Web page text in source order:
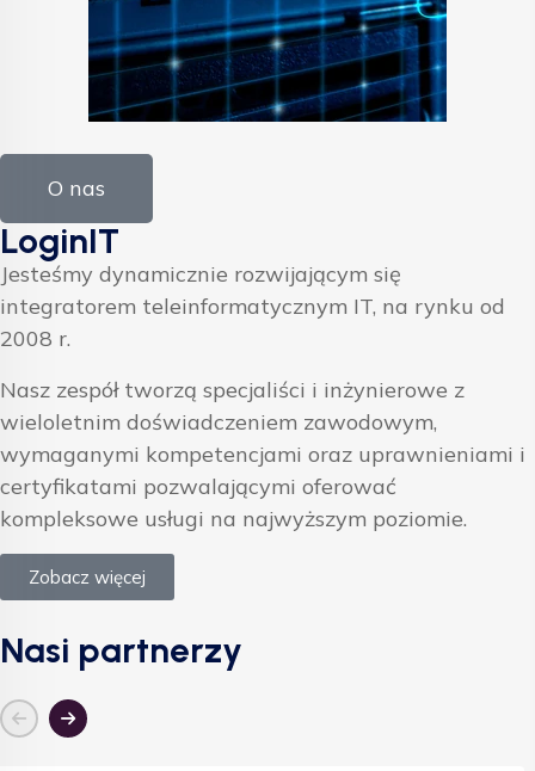
O nas
LoginIT
Jesteśmy dynamicznie rozwijającym się
integratorem teleinformatycznym IT, na rynku od
2008 r.
Nasz zespół tworzą specjaliści i inżynierowe z
wieloletnim doświadczeniem zawodowym,
wymaganymi kompetencjami oraz uprawnieniami i
certyfikatami pozwalającymi oferować
kompleksowe usługi na najwyższym poziomie.
Zobacz więcej
Nasi partnerzy